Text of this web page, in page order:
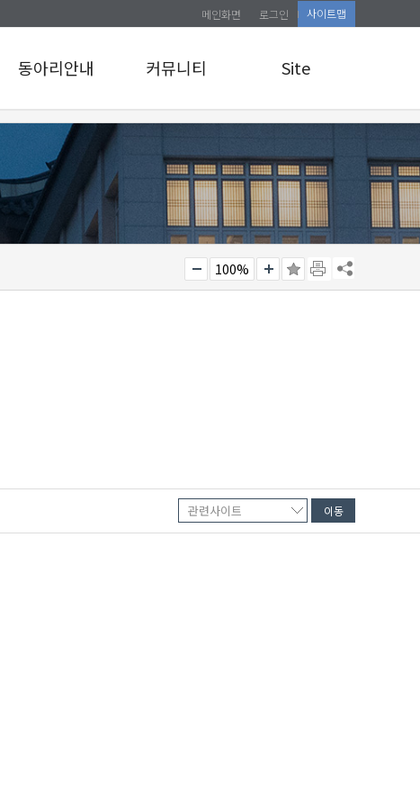
메인화면 로그인 사이트맵
동아리안내
동아리안내
커뮤니티
공지사항
관리자 교육 신청
Site
로그인
100%